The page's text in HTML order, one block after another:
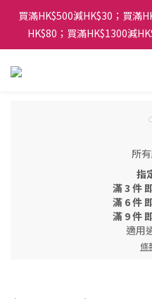
買滿HK$500減HK$30；買滿
HK$80；買滿HK$1300減
所
指
滿 3 件
滿 6 件
滿 9 件
適用
條